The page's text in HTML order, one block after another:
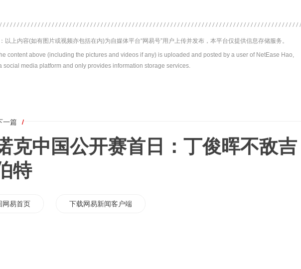
以上内容(如有图片或视频亦包括在内)为自媒体平台“网易号”用户上传并发布，本平台仅提供信息存储服务。
content above (including the pictures and videos if any) is uploaded and posted by a user of NetEase Hao,
social media platform and only provides information storage services.
一篇 /
克中国公开赛首日：丁俊晖不敌吉
特
网易首页 下载网易新闻客户端